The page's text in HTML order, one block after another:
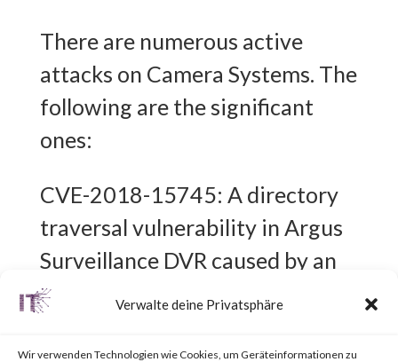
Verwalte deine Privatsphäre
Wir verwenden Technologien wie Cookies, um Geräteinformationen zu
There are numerous active
attacks on Camera Systems. The
following are the significant
ones:
CVE-2018-15745: A directory
traversal vulnerability in Argus
Surveillance DVR caused by an
improper validation of user